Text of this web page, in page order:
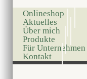
Onlineshop
Aktuelles
Über mich
Produkte
Für Unternehmen
Kontakt